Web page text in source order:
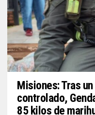
Misiones: Tras
controlado,
85 kilos de